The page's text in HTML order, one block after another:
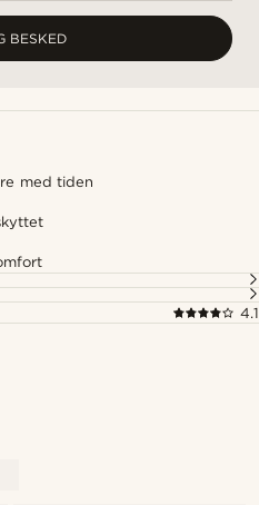
BESKED
med tiden
4.1